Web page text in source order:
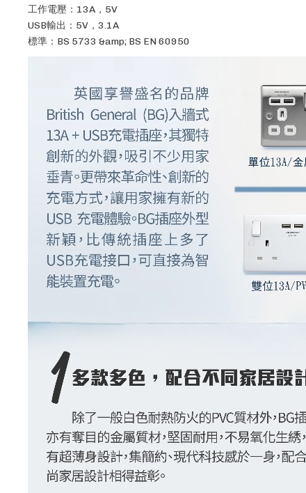
工作電壓：13A，5V
USB輸出：5V，3.1A
標準：BS 5733 &amp; BS EN 60950